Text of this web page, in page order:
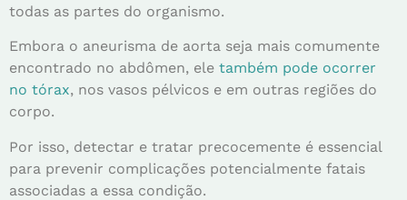
todas as partes do organismo.
Embora o aneurisma de aorta seja mais comumente
encontrado no abdômen, ele também pode ocorrer
no tórax, nos vasos pélvicos e em outras regiões do
corpo.
Por isso, detectar e tratar precocemente é essencial
para prevenir complicações potencialmente fatais
associadas a essa condição.